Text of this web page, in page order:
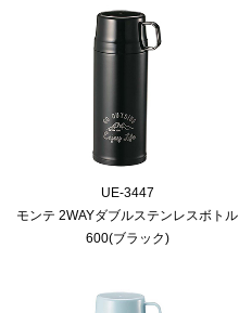
UE-3447
モンテ 2WAYダブルステンレスボトル
600(ブラック)